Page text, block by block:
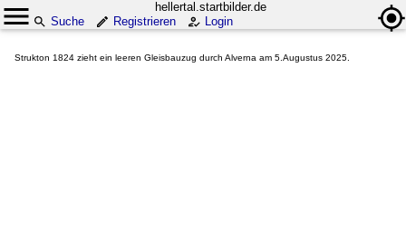
hellertal.startbilder.de
Suche
Registrieren Login
Strukton 1824 zieht ein leeren Gleisbauzug durch Alverna am 5.Augustus 2025.